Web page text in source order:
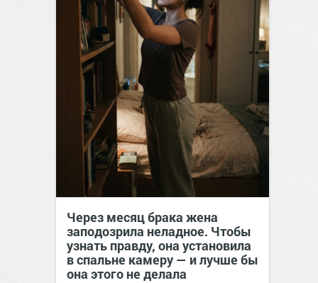
Через месяц брака жена
заподозрила неладное. Чтобы
узнать правду, она установила
в спальне камеру — и лучше бы
она этого не делала